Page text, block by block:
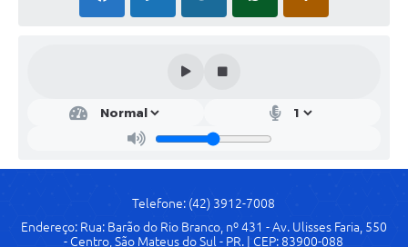
Briefing de Ações, Divulgações e Eventos
Telefones Úteis
Telefone: (42) 3912-7008
Endereço: Rua: Barão do Rio Branco, nº 431 - Av. Ulisses Faria, 550
- Centro, São Mateus do Sul - PR. | CEP: 83900-088